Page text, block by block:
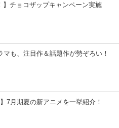
】チョコザップキャンペーン実施
マも、注目作＆話題作が勢ぞろい！
7月期夏の新アニメを一挙紹介！